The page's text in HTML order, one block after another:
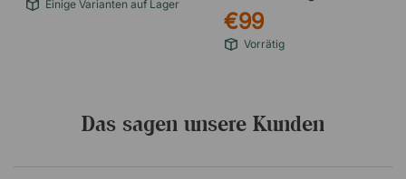
Einige Varianten auf Lager
€99
Vorrätig
Das sagen unsere Kunden